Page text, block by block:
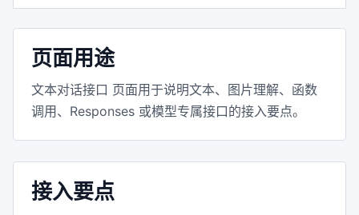
页面用途
文本对话接口 页面用于说明文本、图片理解、函数
调用、Responses 或模型专属接口的接入要点。
接入要点